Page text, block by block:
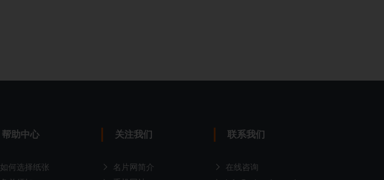
帮助中心
如何选择纸张
关注我们
名片网简介
联系我们
在线咨询